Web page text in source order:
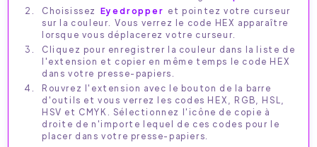
Choisissez Eyedropper et pointez votre curseur
sur la couleur. Vous verrez le code HEX apparaître
lorsque vous déplacerez votre curseur.
Cliquez pour enregistrer la couleur dans la liste de
l'extension et copier en même temps le code HEX
dans votre presse-papiers.
Rouvrez l'extension avec le bouton de la barre
d'outils et vous verrez les codes HEX, RGB, HSL,
HSV et CMYK. Sélectionnez l'icône de copie à
droite de n'importe lequel de ces codes pour le
placer dans votre presse-papiers.